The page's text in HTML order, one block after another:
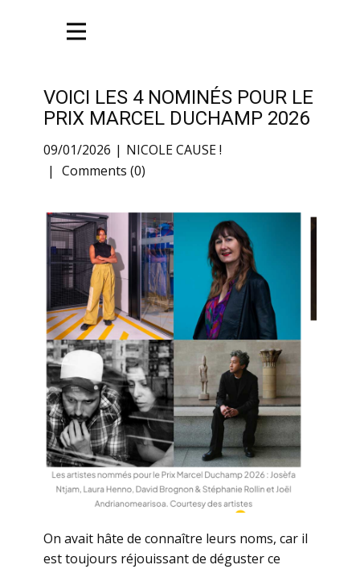
VOICI LES 4 NOMINÉS POUR LE
PRIX MARCEL DUCHAMP 2026
09/01/2026
NICOLE CAUSE !
Comments (0)
On avait hâte de connaître leurs noms, car il
est toujours réjouissant de déguster ce